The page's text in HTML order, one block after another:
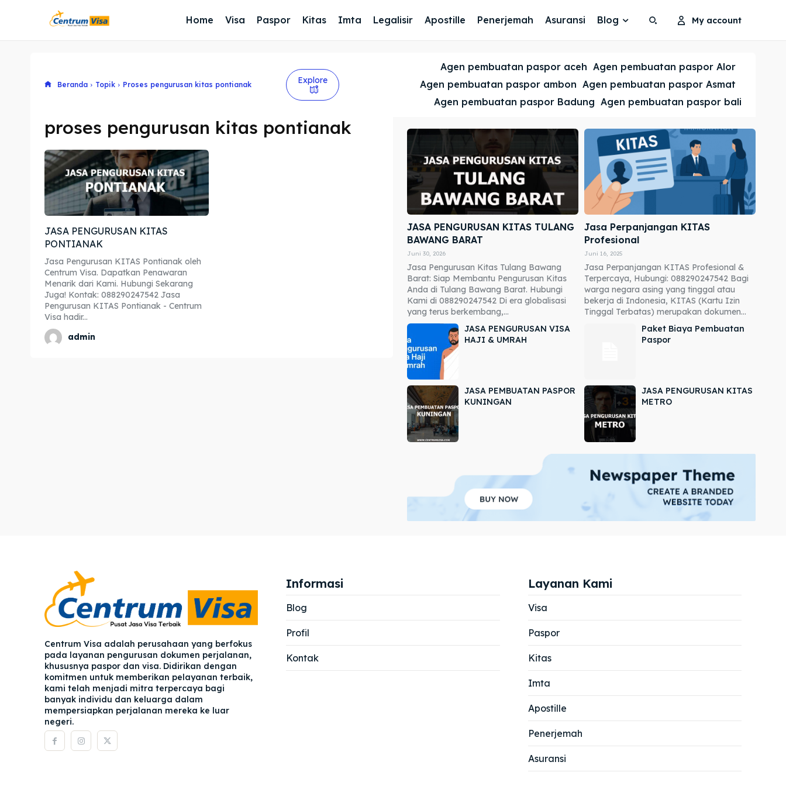
Explore our destinations
Blog
Cari
Explore our destinations
Blog
Cari
Home Visa Paspor Kitas Imta Legalisir Apostille Penerjemah Asuransi Blog My account
Beranda Topik Proses pengurusan kitas pontianak Explore
Agen pembuatan paspor aceh Agen pembuatan paspor Alor
Agen pembuatan paspor ambon Agen pembuatan paspor Asmat
Agen pembuatan paspor Badung Agen pembuatan paspor bali
proses pengurusan kitas pontianak
JASA PENGURUSAN KITAS
PONTIANAK
Jasa Pengurusan KITAS Pontianak oleh
Centrum Visa. Dapatkan Penawaran
Menarik dari Kami. Hubungi Sekarang
Juga! Kontak: 088290247542 Jasa
Pengurusan KITAS Pontianak - Centrum
Visa hadir...
admin
JASA PENGURUSAN KITAS TULANG
BAWANG BARAT
Juni 30, 2026
Jasa Pengurusan Kitas Tulang Bawang
Barat: Siap Membantu Pengurusan Kitas
Anda di Tulang Bawang Barat. Hubungi
Kami di 088290247542 Di era globalisasi
yang terus berkembang,...
Jasa Perpanjangan KITAS
Profesional
Juni 16, 2025
Jasa Perpanjangan KITAS Profesional &
Terpercaya, Hubungi: 088290247542 Bagi
warga negara asing yang tinggal atau
bekerja di Indonesia, KITAS (Kartu Izin
Tinggal Terbatas) merupakan dokumen...
JASA PENGURUSAN VISA
HAJI & UMRAH
Paket Biaya Pembuatan
Paspor
JASA PEMBUATAN PASPOR
KUNINGAN
JASA PENGURUSAN KITAS
METRO
Centrum Visa adalah perusahaan yang berfokus
pada layanan pengurusan dokumen perjalanan,
khususnya paspor dan visa. Didirikan dengan
komitmen untuk memberikan pelayanan terbaik,
kami telah menjadi mitra terpercaya bagi
banyak individu dan keluarga dalam
mempersiapkan perjalanan mereka ke luar
negeri.
Informasi
Blog
Profil
Kontak
Layanan Kami
Visa
Paspor
Kitas
Imta
Apostille
Penerjemah
Asuransi